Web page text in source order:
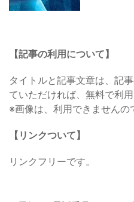
【記事の利用について】
タイトルと記事文章は、記
ていただければ、無料で利用
※画像は、利用できませんの
【リンクついて】
リンクフリーです。